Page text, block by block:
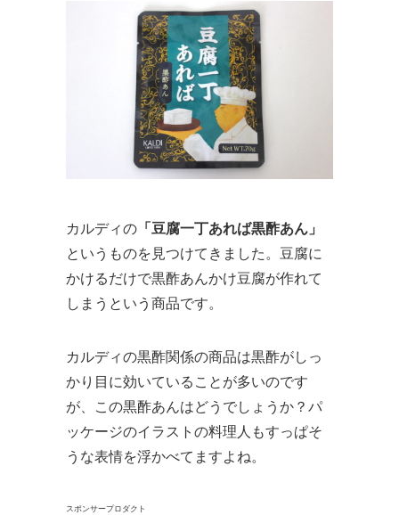
カルディの 「豆腐一丁あれば黒酢あん」
というものを見つけてきました。豆腐に
かけるだけで黒酢あんかけ豆腐が作れて
しまうという商品です。
カルディの黒酢関係の商品は黒酢がしっ
かり目に効いていることが多いのです
が、この黒酢あんはどうでしょうか？パ
ッケージのイラストの料理人もすっぱそ
うな表情を浮かべてますよね。
スポンサープロダクト